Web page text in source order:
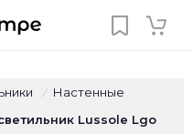
/ Настенные
Lussole Lgo